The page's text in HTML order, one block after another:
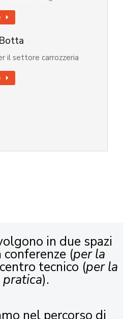
il settore carrozzeria
in due spazi
(per la
tecnico (per la
).
nel percorso di